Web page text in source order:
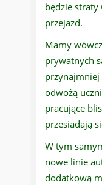
będzie straty
przejazd.
Mamy
prywatnych
przynajmniej
odwożą
pracujące
przesiadają
W tym
nowe linie
dodatkową